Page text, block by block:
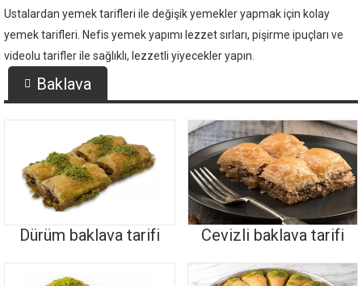
Ustalardan yemek tarifleri ile değişik yemekler yapmak için kolay
yemek tarifleri. Nefis yemek yapımı lezzet sırları, pişirme ipuçları ve
videolu tarifler ile sağlıklı, lezzetli yiyecekler yapın.
Baklava
Dürüm baklava tarifi Cevizli baklava tarifi